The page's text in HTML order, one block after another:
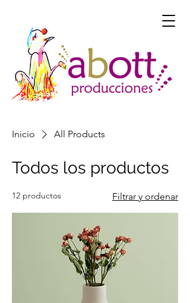
Inicio All Products
Todos los productos
12 productos Filtrar y ordenar